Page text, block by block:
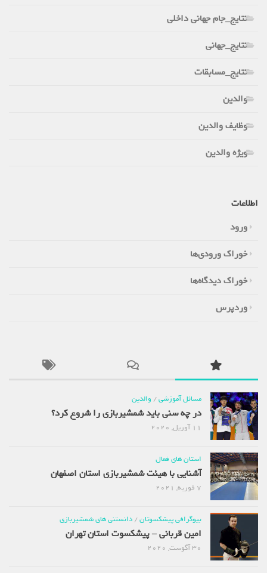
نتایج_جام جهانی داخلی
نتایج_جهانی
نتایج_مسابقات
والدین
وظایف والدین
ویژه والدین
اطلاعات
ورود
خوراک ورودی‌ها
خوراک دیدگاه‌ها
وردپرس
مسائل آموزشی/والدین
در چه سنی باید شمشیربازی را شروع کرد؟
استان های فعال
آشنایی با هیئت شمشیربازی استان اصفهان
بیوگرافی پیشکسوتان/دانستنی های شمشیربازی
امین قربانی – پیشکسوت استان تهران